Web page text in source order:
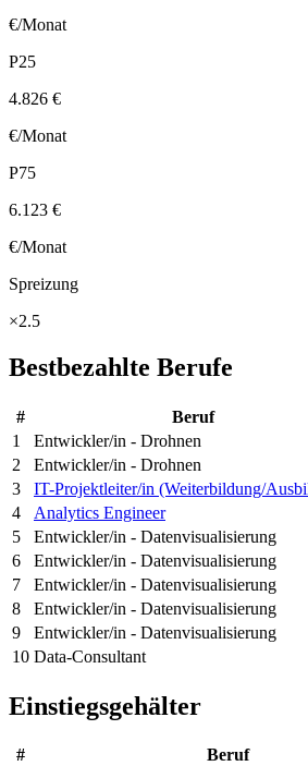
€/Monat
P25
4.826 €
€/Monat
P75
6.123 €
€/Monat
Spreizung
×2.5
Bestbezahlte Berufe
# Beruf
1
Entwickler/in - Drohnen
2
Entwickler/in - Drohnen
3
IT-Projektleiter/in (Weiterbildung/
4
Analytics Engineer
5
Entwickler/in - Datenvisualisierung
6
Entwickler/in - Datenvisualisierung
7
Entwickler/in - Datenvisualisierung
8
Entwickler/in - Datenvisualisierung
9
Entwickler/in - Datenvisualisierung
10 Data-Consultant
Einstiegsgehälter
# Beruf